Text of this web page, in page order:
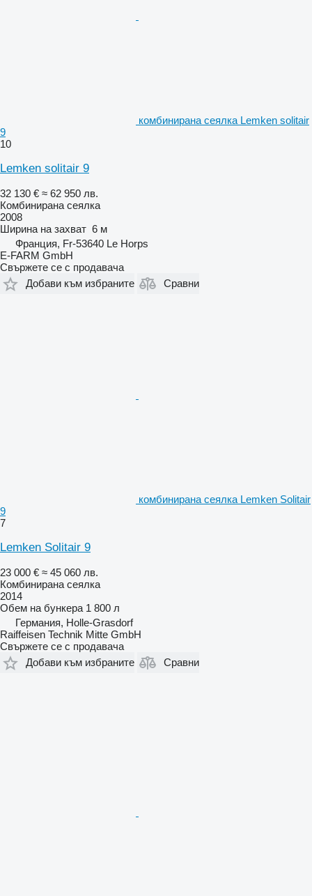
комбинирана сеялка Lemken solitair
9
10
Lemken solitair 9
32 130 € ≈ 62 950 лв.
Комбинирана сеялка
2008
Ширина на захват 6 м
Франция, Fr-53640 Le Horps
E-FARM GmbH
Свържете се с продавача
Добави към избраните
Сравни
комбинирана сеялка Lemken Solitair
9
7
Lemken Solitair 9
23 000 € ≈ 45 060 лв.
Комбинирана сеялка
2014
Обем на бункера 1 800 л
Германия, Holle-Grasdorf
Raiffeisen Technik Mitte GmbH
Свържете се с продавача
Добави към избраните
Сравни